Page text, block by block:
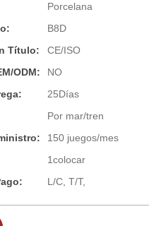
Porcelana
B8D
Título:
CE/ISO
ODM:
NO
25Días
Por mar/tren
150 juegos/mes
1colocar
L/C, T/T,